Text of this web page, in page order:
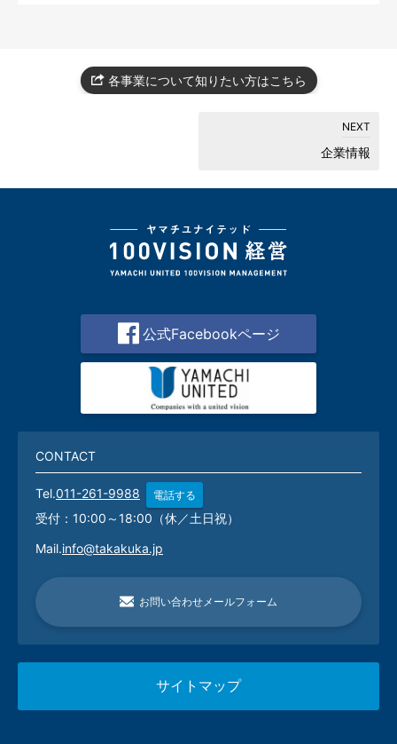
各事業について知りたい方はこちら
企業情報
公式Facebookページ
CONTACT
Tel.011-261-9988 電話する
受付：10:00～18:00（休／土日祝）
Mail.info@takakuka.jp
お問い合わせメールフォーム
サイトマップ